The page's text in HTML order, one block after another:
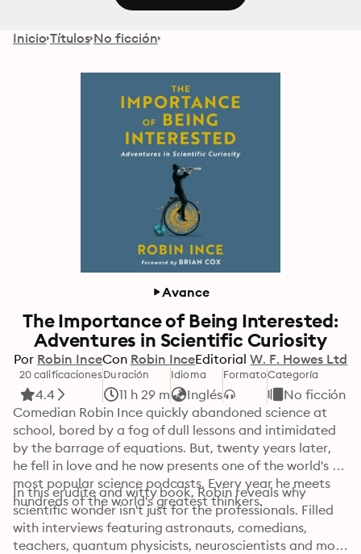
Inicio Títulos No ficción
Avance
The Importance of Being Interested:
Adventures in Scientific Curiosity
Por Robin InceCon Robin InceEditorial W. F. Howes Ltd
20 calificaciones
4.4
Duración
11 h 29 m
Idioma
Inglés
FormatoCategoría
No ficción
Comedian Robin Ince quickly abandoned science at
school, bored by a fog of dull lessons and intimidated
by the barrage of equations. But, twenty years later,
he fell in love and he now presents one of the world's
most popular science podcasts. Every year he meets
hundreds of the world's greatest thinkers.
In this erudite and witty book, Robin reveals why
scientific wonder isn't just for the professionals. Filled
with interviews featuring astronauts, comedians,
teachers, quantum physicists, neuroscientists and more